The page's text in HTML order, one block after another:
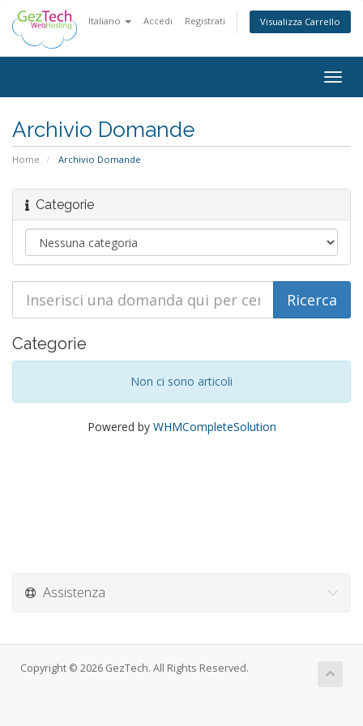
Italiano Accedi Registrati Visualizza Carrello
Archivio Domande
Home Archivio Domande
Categorie
Categorie
Non ci sono articoli
Powered by WHMCompleteSolution
Assistenza
Copyright © 2026 GezTech. All Rights Reserved.